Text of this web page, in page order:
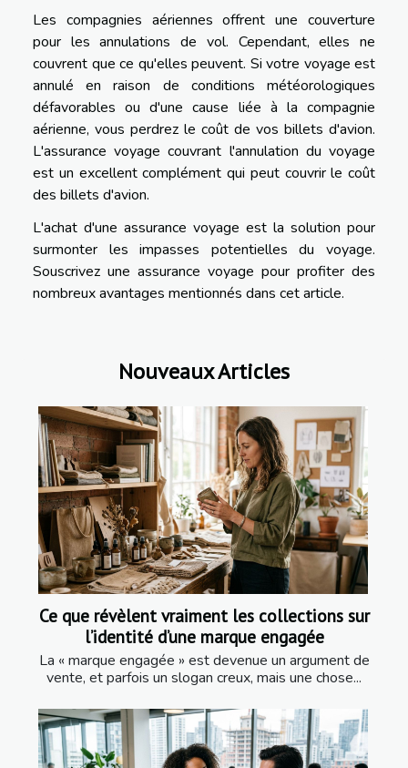
Les compagnies aériennes offrent une couverture
pour les annulations de vol. Cependant, elles ne
couvrent que ce qu'elles peuvent. Si votre voyage est
annulé en raison de conditions météorologiques
défavorables ou d'une cause liée à la compagnie
aérienne, vous perdrez le coût de vos billets d'avion.
L'assurance voyage couvrant l'annulation du voyage
est un excellent complément qui peut couvrir le coût
des billets d'avion.
L'achat d'une assurance voyage est la solution pour
surmonter les impasses potentielles du voyage.
Souscrivez une assurance voyage pour profiter des
nombreux avantages mentionnés dans cet article.
Nouveaux Articles
Ce que révèlent vraiment les collections sur
l’identité d’une marque engagée
La « marque engagée » est devenue un argument de
vente, et parfois un slogan creux, mais une chose...